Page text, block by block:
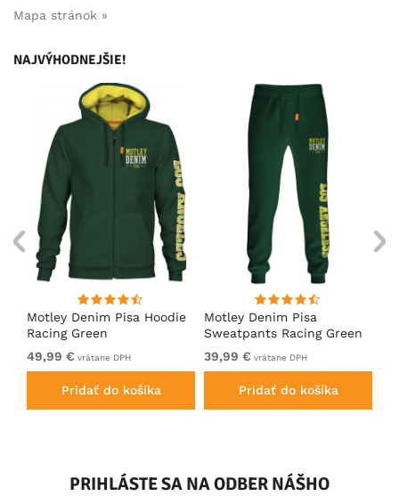
Mapa stránok »
NAJVÝHODNEJŠIE!
Motley Denim Pisa Hoodie
Racing Green
49,99 € vrátane DPH
Pridať do košíka
Motley Denim Pisa
Sweatpants Racing Green
39,99 € vrátane DPH
Pridať do košíka
PRIHLÁSTE SA NA ODBER NÁŠHO